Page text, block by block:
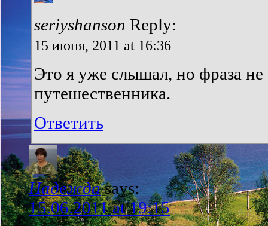
seriyshanson Reply:
15 июня, 2011 at 16:36
Это я уже слышал, но фраза не
путешественника.
Ответить
Надежда says:
15.06.2011 at 19:15